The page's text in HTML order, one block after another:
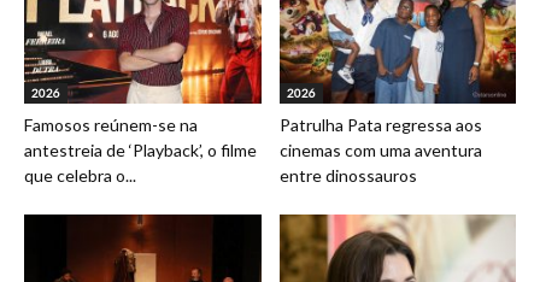
2026
Famosos reúnem-se na
antestreia de ‘Playback’, o filme
que celebra o...
2026
Patrulha Pata regressa aos
cinemas com uma aventura
entre dinossauros